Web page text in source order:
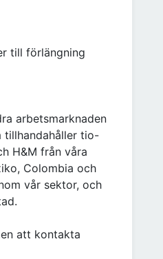
till förlängning
arbetsmarknaden
tio-
H&M från våra
Colombia och
vår sektor, och
att kontakta